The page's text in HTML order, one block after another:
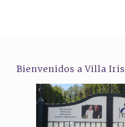
Bienvenidos a Villa Iris